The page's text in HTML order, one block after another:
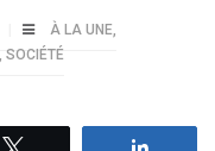
À LA UNE
SOCIÉTÉ